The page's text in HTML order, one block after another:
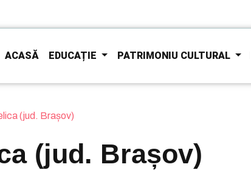
ACASĂ EDUCAȚIE PATRIMONIU CULTURAL
(jud. Brașov)
(jud. Brașov)